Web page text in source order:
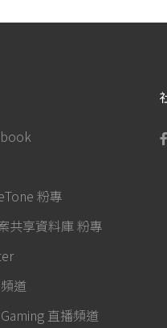
粉專
共享資料庫 粉專
道
直播頻道